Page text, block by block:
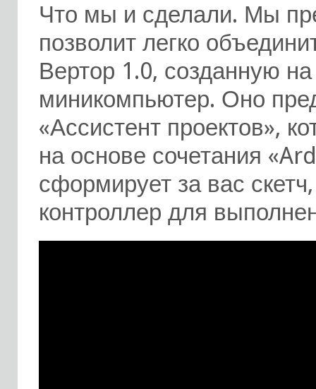
Что мы и сделали. Мы
позволит легко
Вертор 1.0, созданную
миникомпьютер. Оно
«Ассистент проектов»,
на основе сочетания «
сформирует за вас
контроллер для